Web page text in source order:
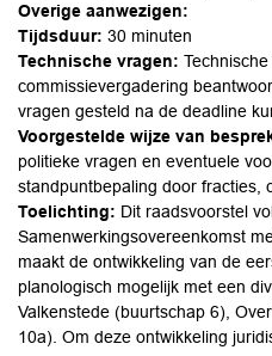
Overige aanwezigen:
Tijdsduur: 30 minuten
Technische vragen:
commissievergadering
vragen gesteld na de deadline
Voorgestelde wijze van
politieke vragen en eventuele
standpuntbepaling door fracties,
Toelichting: Dit raadsvoorstel
Samenwerkingsovereenkomst
maakt de ontwikkeling van de
planologisch mogelijk met een
Valkenstede (buurtschap 6),
10a). Om deze ontwikkeling